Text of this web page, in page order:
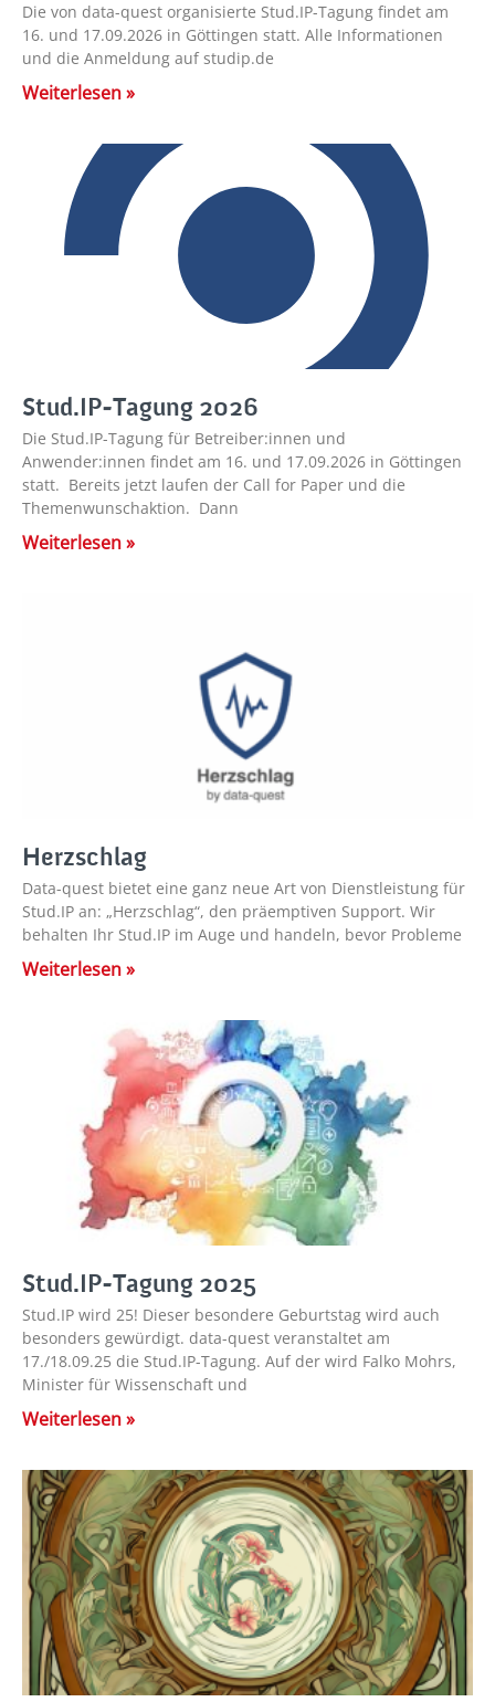
Die von data-quest organisierte Stud.IP-Tagung findet am
16. und 17.09.2026 in Göttingen statt. Alle Informationen
und die Anmeldung auf studip.de
Weiterlesen »
Stud.IP-Tagung 2026
Die Stud.IP-Tagung für Betreiber:innen und
Anwender:innen findet am 16. und 17.09.2026 in Göttingen
statt. Bereits jetzt laufen der Call for Paper und die
Themenwunschaktion. Dann
Weiterlesen »
Herzschlag
Data-quest bietet eine ganz neue Art von Dienstleistung für
Stud.IP an: „Herzschlag“, den präemptiven Support. Wir
behalten Ihr Stud.IP im Auge und handeln, bevor Probleme
Weiterlesen »
Stud.IP-Tagung 2025
Stud.IP wird 25! Dieser besondere Geburtstag wird auch
besonders gewürdigt. data-quest veranstaltet am
17./18.09.25 die Stud.IP-Tagung. Auf der wird Falko Mohrs,
Minister für Wissenschaft und
Weiterlesen »